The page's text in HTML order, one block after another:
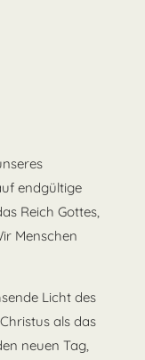
endgültige
Reich Gottes,
Menschen
Licht des
als das
neuen Tag,